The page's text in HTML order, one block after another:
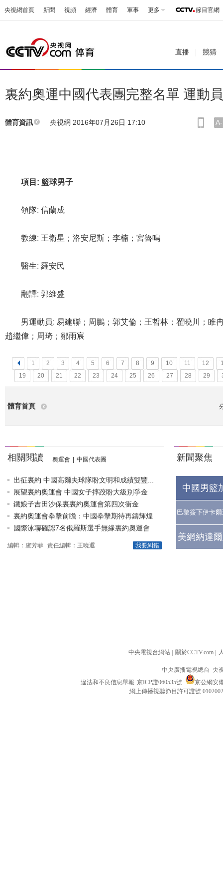
央視網首頁 新聞 視頻 經濟 體育 軍事 更多 節目官網
直播 競猜
裏約奧運中國代表團完整名單 運動
體育資訊 央視網 2016年07月26日 17:10 A-
項目: 籃球男子
領隊: 信蘭成
教練: 王衛星；洛安尼斯；李楠；宮魯鳴
醫生: 羅安民
翻譯: 郭維盛
男運動員: 易建聯；周鵬；郭艾倫；王哲林；翟曉川；睢
趙繼偉；周琦；鄒雨宸
< 1 2 3 4 5 6 7 8 9 10 11 12
19
20 21 22 23 24 25 26 27 28 29
體育首頁
相關閱讀 奧運會 中國代表團
出征裏約 中國高爾夫球隊盼文明和成績雙豐...
展望裏約奧運會 中國女子摔跤盼大級別爭金
鐵娘子吉田沙保裏裏約奧運會第四次衝金
裏約奧運會拳擊前瞻：中國拳擊期待再鑄輝煌
國際泳聯確認7名俄羅斯選手無緣裏約奧運會
我要糾錯
編輯：盧芳菲 責任編輯：王曉遐
新聞聚焦
中國男籃
巴黎簽下伊卡
美網納達
中央電視台網站 關於CCTV.com
中央廣播電視總台 央
違法和不良信息舉報 京ICP證060535號
京公網安
網上傳播視聽節目許可證號